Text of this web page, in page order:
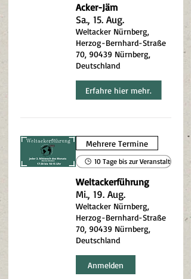
Acker-Jäm
Sa., 15. Aug.
Weltacker Nürnberg,
Herzog-Bernhard-Straße
70, 90439 Nürnberg,
Deutschland
Erfahre hier mehr.
Mehrere Termine
10 Tage bis zur Veranstaltung
Weltackerführung
Mi., 19. Aug.
Weltacker Nürnberg,
Herzog-Bernhard-Straße
70, 90439 Nürnberg,
Deutschland
Anmelden